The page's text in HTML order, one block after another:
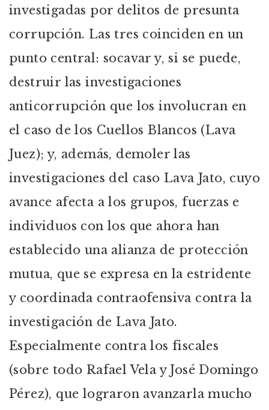
investigadas por delitos de presunta
corrupción. Las tres coinciden en un
punto central: socavar y, si se puede,
destruir las investigaciones
anticorrupción que los involucran en
el caso de los Cuellos Blancos (Lava
Juez); y, además, demoler las
investigaciones del caso Lava Jato, cuyo
avance afecta a los grupos, fuerzas e
individuos con los que ahora han
establecido una alianza de protección
mutua, que se expresa en la estridente
y coordinada contraofensiva contra la
investigación de Lava Jato.
Especialmente contra los fiscales
(sobre todo Rafael Vela y José Domingo
Pérez), que lograron avanzarla mucho